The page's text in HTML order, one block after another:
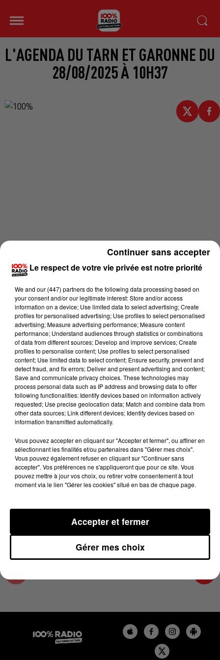
L'AGENDA DU TARN ET GARONNE DU
28/08/2025 À 10H37
Lecture (1 min 15 sec)
100%
100% Radio l'agenda du Tarn et Garonne
28 août 2025 - 1 min 15 sec
L'AGENDA DU TARN ET GARONNE DU
28/08/2025 À 10H37
L'agenda du Tarn et Garonne
Le respect de votre vie privée est notre priorité
We and our (447) partnersdo the following data processing based on
your consent and/or our legitimate interest: Store and/or access
information on a device; Use limited data to select advertising; Create
profiles for personalised advertising; Use profiles to select personalised
advertising; Measure advertising performance; Measure content
performance; Understand audiences through statistics or combinations
of data from different sources; Develop and improve services; Create
profiles to personalise content; Use profiles to select personalised
content; Use limited data to select content; Ensure security, prevent and
detect fraud, and fix errors; Deliver and present advertising and content;
Save and communicate privacy choices. These technologies may
process personal data such as IP address and browsing data to offer
following functionalities: Identify devices based on information actively
requested; Use precise geolocation data; Match and combine data from
other data sources; Link different devices; Identify devices based on
information transmitted automatically.
Vous pouvez accepter en cliquant sur "Accepter et fermer", ou affiner en
sélectionnant les finalités et/ou partenaires dans "Gérer mes choix".
Vous pouvez également refuser en cliquant sur "Continuer sans
accepter". Vos préférences ne s'appliqueront que pour ce site. Vous
pouvez mettre à jour vos choix, ou retirer votre consentement à tout
moment via le lien "Gérer les cookies" situé en bas de chaque page.
Gérer mes choix
Accepter et fermer
Continuer sans accepter